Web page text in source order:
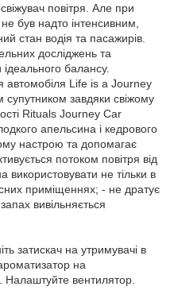
повітря. Але при
був надто інтенсивним,
стан водія та пасажирів.
досліджень та
балансу.
автомобіля Life is a Journey
завдяки свіжому
Rituals Journey Car
апельсина і кедрового
настрою та допомагає
потоком повітря від
не тільки в
приміщеннях; - не дратує
вивільняється
затискач на утримувачі в
на
Налаштуйте вентилятор.